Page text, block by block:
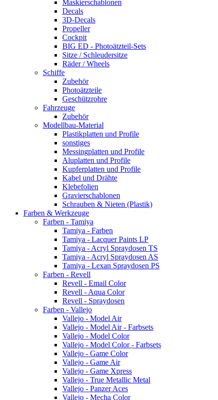
Maskierschablonen
Decals
3D-Decals
Propeller
Cockpit
BIG ED - Photoätzteil-Sets
Sitze / Schleudersitze
Räder / Wheels
Schiffe
Zubehör
Photoätzteile
Geschützrohre
Fahrzeuge
Zubehör
Modellbau-Material
Plastikplatten und Profile
sonstiges
Messingplatten und Profile
Aluplatten und Profile
Kupferplatten und Profile
Kabel und Drähte
Klebefolien
Gravierschablonen
Schrauben & Nieten (Plastik)
Farben & Werkzeuge
Farben - Tamiya
Tamiya - Farben
Tamiya - Lacquer Paints LP
Tamiya - Acryl Spraydosen TS
Tamiya - Acryl Spraydosen AS
Tamiya - Lexan Spraydosen PS
Farben - Revell
Revell - Email Color
Revell - Aqua Color
Revell - Spraydosen
Farben - Vallejo
Vallejo - Model Air
Vallejo - Model Air - Farbsets
Vallejo - Model Color
Vallejo - Model Color - Farbsets
Vallejo - Game Color
Vallejo - Game Air
Vallejo - Game Xpress
Vallejo - True Metallic Metal
Vallejo - Panzer Aces
Vallejo - Mecha Color